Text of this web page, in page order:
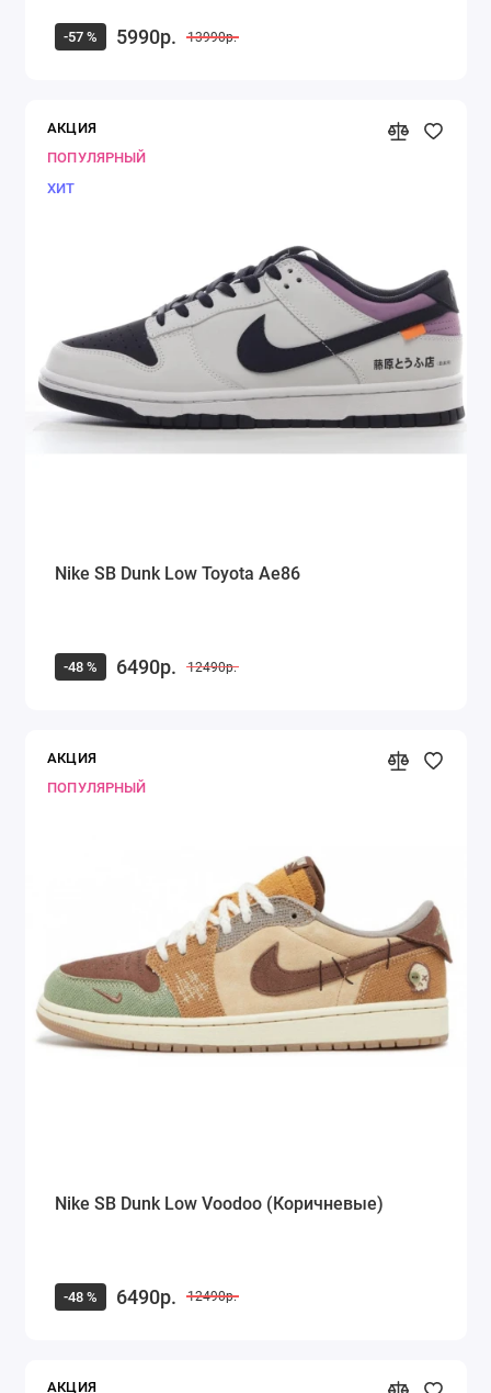
-57 % 5990р. 13990р.
АКЦИЯ
ПОПУЛЯРНЫЙ
ХИТ
Nike SB Dunk Low Toyota Ae86
-48 % 6490р. 12490р.
АКЦИЯ
ПОПУЛЯРНЫЙ
Nike SB Dunk Low Voodoo (Коричневые)
-48 % 6490р. 12490р.
АКЦИЯ